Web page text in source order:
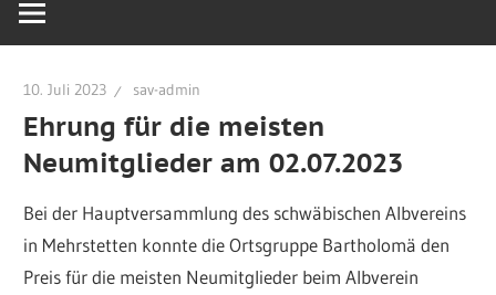
10. Juli 2023 sav-admin
Ehrung für die meisten
Neumitglieder am 02.07.2023
Bei der Hauptversammlung des schwäbischen Albvereins
in Mehrstetten konnte die Ortsgruppe Bartholomä den
Preis für die meisten Neumitglieder beim Albverein